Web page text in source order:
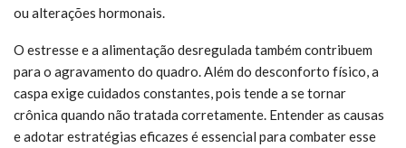
ou alterações hormonais.
O estresse e a alimentação desregulada também contribuem
para o agravamento do quadro. Além do desconforto físico, a
caspa exige cuidados constantes, pois tende a se tornar
crônica quando não tratada corretamente. Entender as causas
e adotar estratégias eficazes é essencial para combater esse